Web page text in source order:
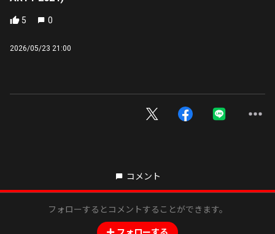
5 0
2026/05/23 21:00
コメント
フォローするとコメントすることができます。